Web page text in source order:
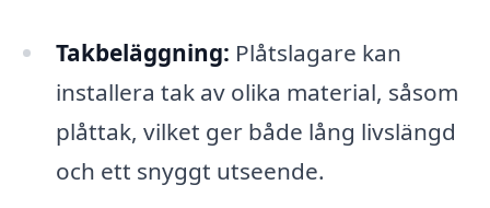
Takbeläggning: Plåtslagare kan
installera tak av olika material, såsom
plåttak, vilket ger både lång livslängd
och ett snyggt utseende.